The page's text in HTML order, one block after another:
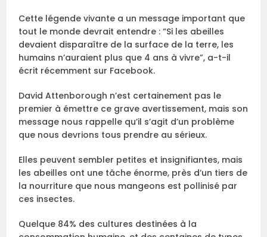
Cette légende vivante a un message important que
tout le monde devrait entendre : “Si les abeilles
devaient disparaître de la surface de la terre, les
humains n’auraient plus que 4 ans à vivre”, a-t-il
écrit récemment sur Facebook.
David Attenborough n’est certainement pas le
premier à émettre ce grave avertissement, mais son
message nous rappelle qu’il s’agit d’un problème
que nous devrions tous prendre au sérieux.
Elles peuvent sembler petites et insignifiantes, mais
les abeilles ont une tâche énorme, près d’un tiers de
la nourriture que nous mangeons est pollinisé par
ces insectes.
Quelque 84% des cultures destinées à la